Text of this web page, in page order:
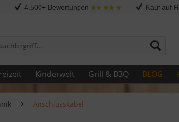
4.500+ Bewertungen Kauf auf
Kinderwelt Grill & BBQ BLOG
Anschlusskabel